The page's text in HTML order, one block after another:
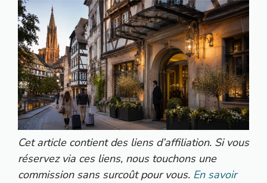
Cet article contient des liens d’affiliation. Si vous
réservez via ces liens, nous touchons une
commission sans surcoût pour vous. En savoir